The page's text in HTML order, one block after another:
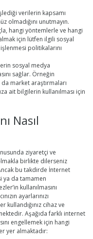
verilerin kapsamı
olmadığını unutmayın.
hangi yöntemlerle ve hangi
için lütfen ilgili sosyal
politikalarını
sosyal medya
sağlar. Örneğin
market araştırmaları
ait bilgilerin kullanılması için
Nasıl
ziyaretçi ve
birlikte dilerseniz
bu takdirde İnternet
ya da tamamen
kullanılmasını
ayarlarınızı
cihaz ve
Aşağıda farklı internet
engellemek için hangi
yer almaktadır: